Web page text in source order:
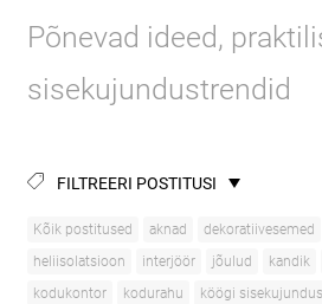
Põnevad ideed,
sisekujundustrendid
FILTREERI POSTITUSI
Kõik postitused aknad dekoratiivesemed
heliisolatsioon
interjöör jõulud kandik
kodukontor
kodurahu köögi sisekujundus